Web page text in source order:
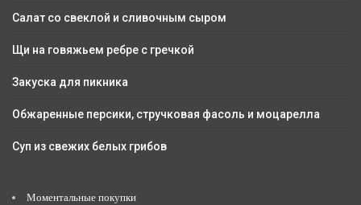
Салат со свеклой и сливочным сыром
Щи на говяжьем ребре с гречкой
Закуска для пикника
Обжаренные персики, стручковая фасоль и моцарелла
Суп из свежих белых грибов
Моментальные покупки